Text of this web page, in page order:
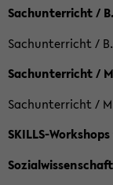
Sachunterricht /
Sachunterricht /
Sachunterricht /
Sachunterricht /
SKILLS-